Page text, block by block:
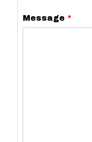
Message